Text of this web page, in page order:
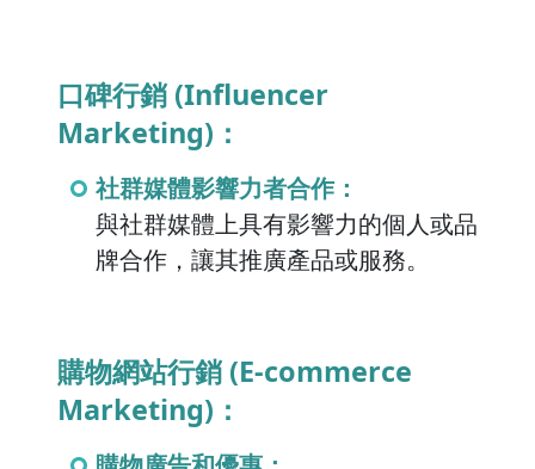
口碑行銷 (Influencer
Marketing)：
社群媒體影響力者合作：
與社群媒體上具有影響力的個人或品
牌合作，讓其推廣產品或服務。
購物網站行銷 (E-commerce
Marketing)：